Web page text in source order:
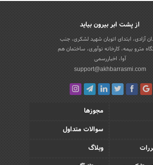
از پشت ابر بیرون بیاید
آزادی، ابتدای اتوبان شهید لشکری، جنب
مترو بیمه، کارخانه نوآوری، ساختمان هم
آوا، اخباررسمی
support@akhbarrasmi.com
مجوزها
سوالات متداول
وبلاگ